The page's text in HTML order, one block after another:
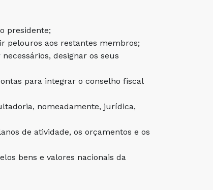
presidente;
pelouros aos restantes membros;
designar os seus
para integrar o conselho fiscal
nomeadamente, jurídica,
de atividade, os orçamentos e os
bens e valores nacionais da